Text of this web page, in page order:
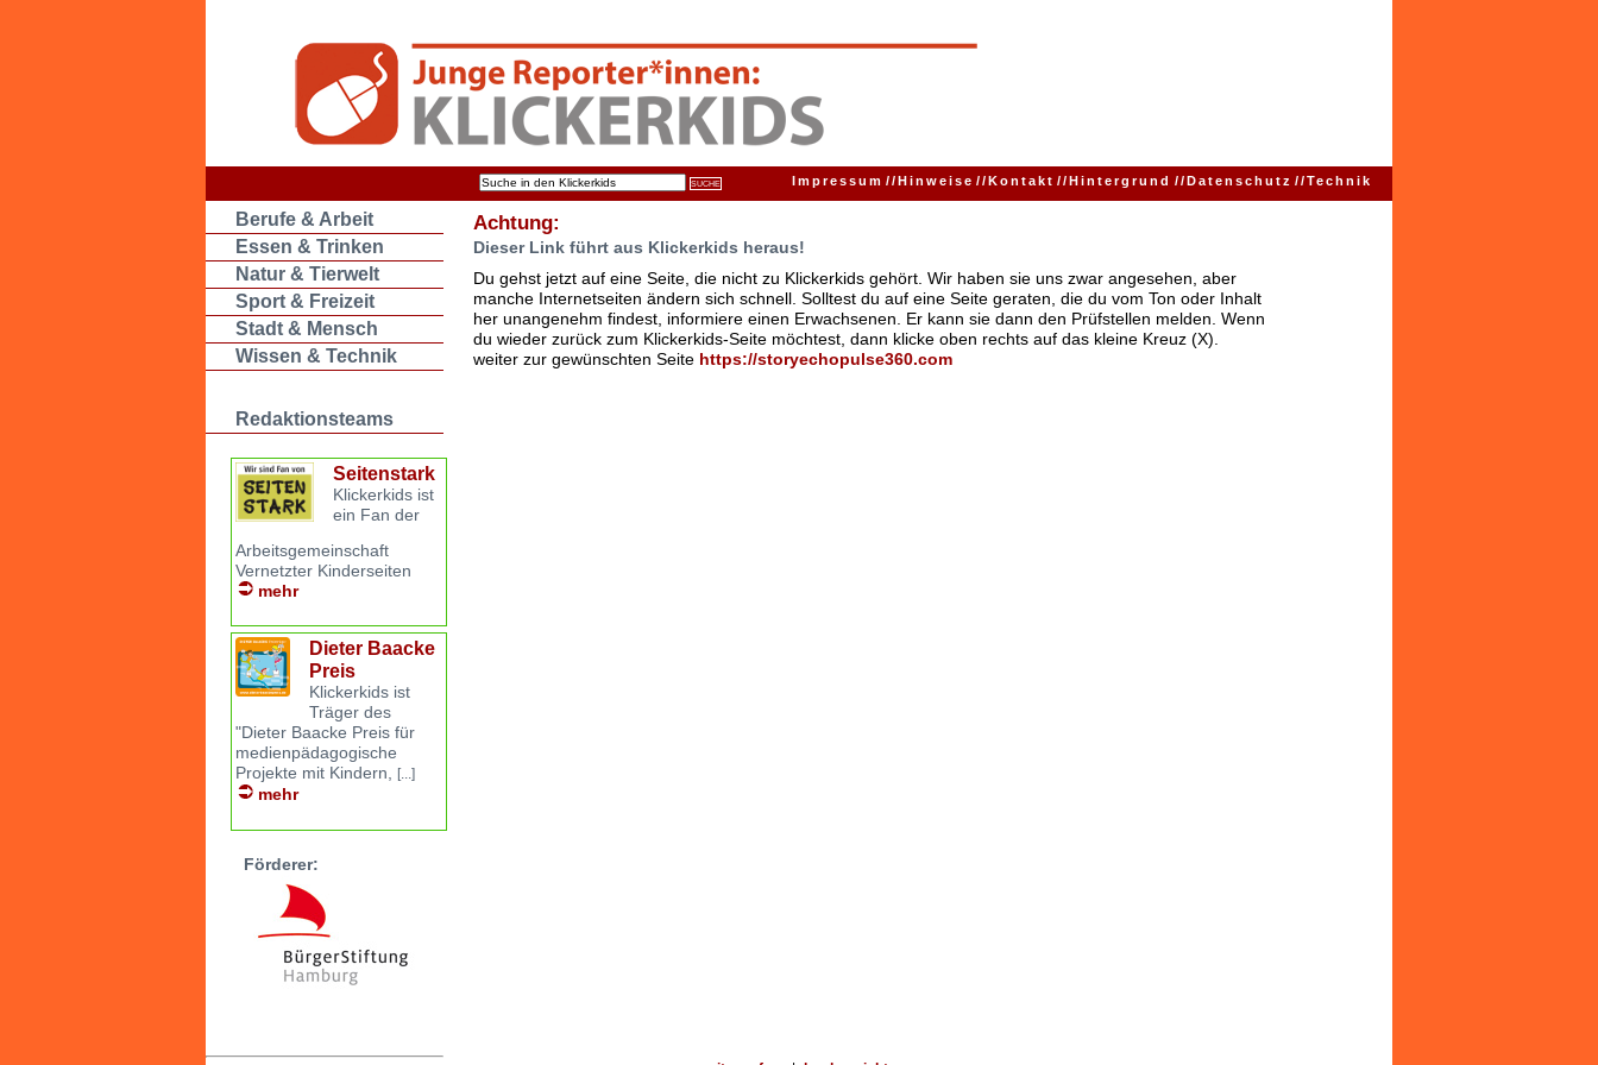
Impressum //Hinweise //Kontakt //Hintergrund //Datenschutz //Technik
Berufe & Arbeit
Essen & Trinken
Natur & Tierwelt
Sport & Freizeit
Stadt & Mensch
Wissen & Technik
Redaktionsteams
Seitenstark
Klickerkids ist
ein Fan der
Arbeitsgemeinschaft
Vernetzter Kinderseiten
mehr
Dieter Baacke
Preis
Klickerkids ist
Träger des
"Dieter Baacke Preis für
medienpädagogische
Projekte mit Kindern, [...]
mehr
Förderer:
Achtung:
Dieser Link führt aus Klickerkids heraus!
Du gehst jetzt auf eine Seite, die nicht zu Klickerkids gehört. Wir haben sie uns zwar angesehen, aber
manche Internetseiten ändern sich schnell. Solltest du auf eine Seite geraten, die du vom Ton oder Inhalt
her unangenehm findest, informiere einen Erwachsenen. Er kann sie dann den Prüfstellen melden. Wenn
du wieder zurück zum Klickerkids-Seite möchtest, dann klicke oben rechts auf das kleine Kreuz (X).
weiter zur gewünschten Seite https://storyechopulse360.com